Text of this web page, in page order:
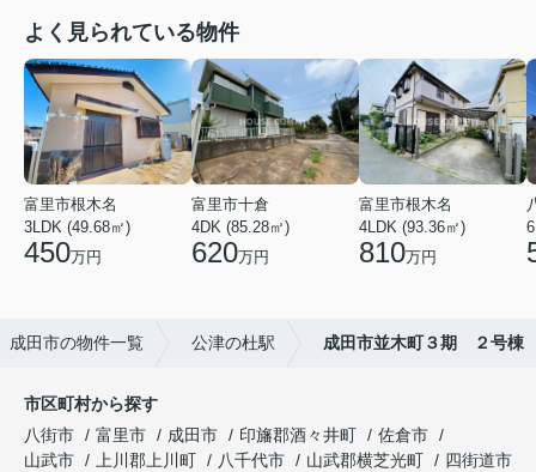
よく見られている物件
富里市根木名
3LDK (49.68㎡)
450万円
富里市十倉
4DK (85.28㎡)
620万円
富里市根木名
4LDK (93.36㎡)
810万円
成田市の物件一覧 公津の杜駅 成田市並木町３期 ２号棟
市区町村から探す
八街市
富里市 成田市 印旛郡酒々井町
佐倉市
山武市
上川郡上川町 八千代市 山武郡横芝光町
四街道市